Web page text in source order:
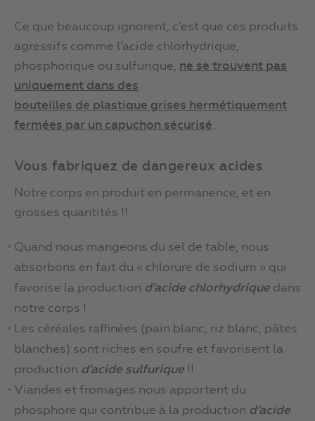
Ce que beaucoup ignorent, c’est que ces produits
agressifs comme l’acide chlorhydrique,
phosphorique ou sulfurique, ne se trouvent pas
uniquement d ans des
bouteilles de plastique grises hermétiquement
fermées par un capuchon sécurisé.
Vous fabriquez de dangereux acides
Notre corps en produit en permanence, et en
grosses quantités !!
Quand nous mangeons du sel de table, nous
absorbons en fait du « chlorure de sodium » qui
favorise la production d’acide chlorhydrique dans
notre corps !
Les céréales raffinées (pain blanc, riz blanc, pâtes
blanches) sont riches en soufre et favorisent la
production d’acide sulfurique !!
Viandes et fromages nous apportent du
phosphore qui contribue à la production d’acide